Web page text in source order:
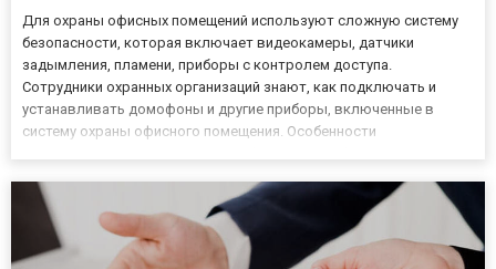
Для охраны офисных помещений используют сложную систему
безопасности, которая включает видеокамеры, датчики
задымления, пламени, приборы с контролем доступа.
Сотрудники охранных организаций знают, как подключать и
устанавливать домофоны и другие приборы, включенные в
систему охраны офисного помещения. Особенности
важными и ценными документами, секретной и...